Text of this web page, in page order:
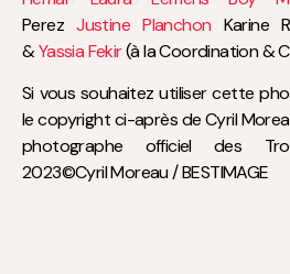
PerezJustine Planchon Karine
&Yassia Fekir(à la Coordination &
Si vous souhaitez utiliser cette
le copyright ci-après de Cyril
photographe officiel des
2023©Cyril Moreau / BESTIMAGE